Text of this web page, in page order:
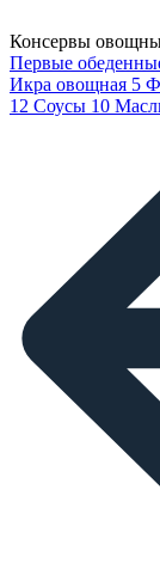
Консервы
Первые
Икра овощная 5
12 Соусы 10